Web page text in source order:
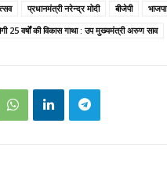
प्रधानमंत्री नरेन्‍द्र मोदी बीजेपी भाजपा
25 वर्षों की विकास गाथा : उप मुख्यमंत्री अरुण साव